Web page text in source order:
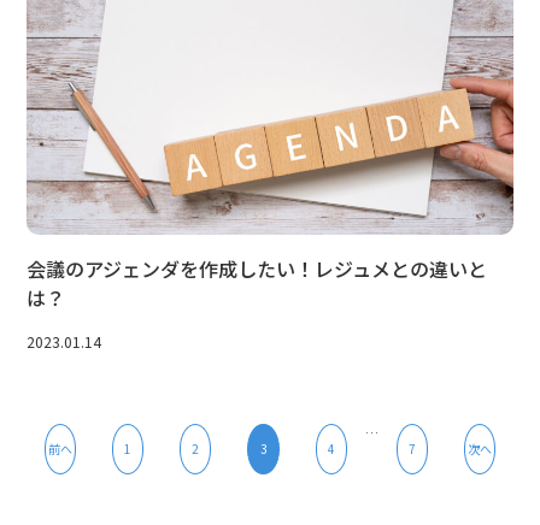
会議のアジェンダを作成したい！レジュメとの違いと
は？
2023.01.14
前へ 1 2 3 4
…
7
次へ